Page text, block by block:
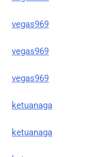
vegas969
vegas969
vegas969
ketuanaga
ketuanaga